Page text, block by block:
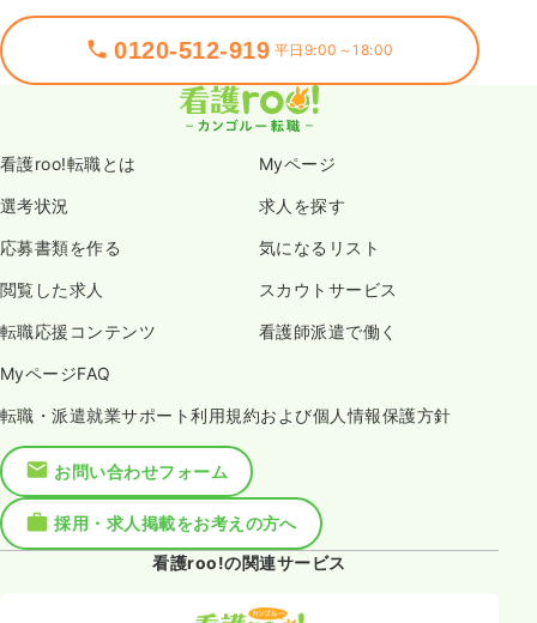
0120-512-919 平日9:00～18:00
看護roo!転職とは Myページ
選考状況 求人を探す
応募書類を作る 気になるリスト
閲覧した求人 スカウトサービス
転職応援コンテンツ 看護師派遣で働く
MyページFAQ
転職・派遣就業サポート利用規約および個人情報保護方針
お問い合わせフォーム
採用・求人掲載をお考えの方へ
看護roo!の関連サービス